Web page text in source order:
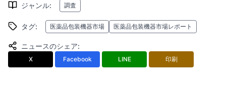
ジャンル: 調査
タグ: 医薬品包装機器市場 医薬品包装機器市場レポート
ニュースのシェア:
X Facebook LINE 印刷